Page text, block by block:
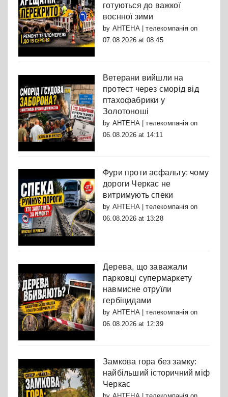
готуються до важкої
воєнної зими
by АНТЕНА | телекомпаніяon
07.08.2026 at 08:45
Ветерани вийшли на
протест через сморід від
птахофабрики у
Золотоноші
by АНТЕНА | телекомпаніяon
06.08.2026 at 14:11
Фури проти асфальту: чому
дороги Черкас не
витримують спеки
by АНТЕНА | телекомпаніяon
06.08.2026 at 13:28
Дерева, що заважали
парковці супермаркету
навмисне отруїли
гербіцидами
by АНТЕНА | телекомпаніяon
06.08.2026 at 12:39
Замкова гора без замку:
найбільший історичний міф
Черкас